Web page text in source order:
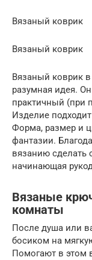
Вязаный коврик
Вязаный коврик
Вязаный коврик
разумная идея.
практичный (при
Изделие
Форма, размер и
фантазии.
вязанию сделать
начинающая
Вязаные
комнаты
После душа или
босиком на
Помогают в этом